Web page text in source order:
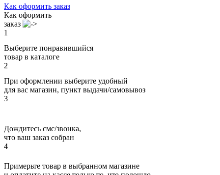
Как оформить заказ
Как оформить
заказ
1
Выберите понравившийся
товар в каталоге
2
При оформлении выберите удобный
для вас магазин, пункт выдачи/самовывоз
3
Дождитесь смс/звонка,
что ваш заказ собран
4
Примерьте товар в выбранном магазине